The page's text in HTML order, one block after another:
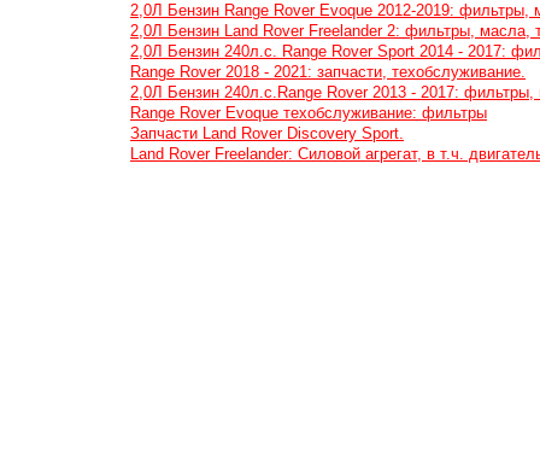
2,0Л Бензин Range Rover Evoque 2012-2019: фильтры,
2,0Л Бензин Land Rover Freelander 2: фильтры, масла,
2,0Л Бензин 240л.с. Range Rover Sport 2014 - 2017:
Range Rover 2018 - 2021: запчасти, техобслуживание.
2,0Л Бензин 240л.с.Range Rover 2013 - 2017:
Range Rover Evoque техобслуживание: фильтры
Запчасти Land Rover Discovery Sport.
Land Rover Freelander: Cиловой агрегат, в т.ч.